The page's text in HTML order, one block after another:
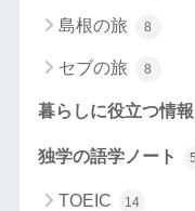
島根の旅 8
セブの旅 8
暮らしに役立つ情報
独学の語学ノート
TOEIC 14